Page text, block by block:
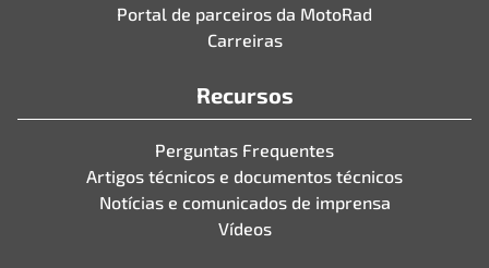
Portal de parceiros da MotoRad
Carreiras
Recursos
Perguntas Frequentes
Artigos técnicos e documentos técnicos
Notícias e comunicados de imprensa
Vídeos